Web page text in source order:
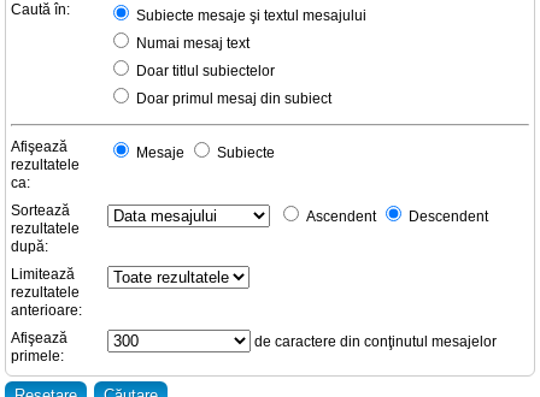
Caută în:
Subiecte mesaje şi textul mesajului
Numai mesaj text
Doar titlul subiectelor
Doar primul mesaj din subiect
Afişează
rezultatele
ca:
Mesaje Subiecte
Sortează
rezultatele
după:
Ascendent Descendent
Limitează
rezultatele
anterioare:
Afişează
primele:
de caractere din conţinutul mesajelor